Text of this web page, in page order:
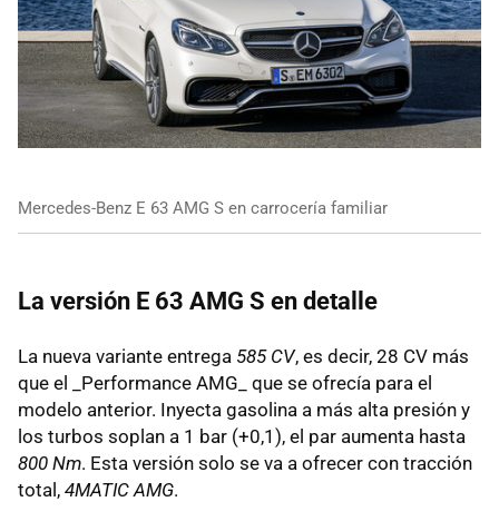
Mercedes-Benz E 63 AMG S en carrocería familiar
La versión E 63 AMG S en detalle
La nueva variante entrega 585 CV, es decir, 28 CV más
que el _Performance AMG_ que se ofrecía para el
modelo anterior. Inyecta gasolina a más alta presión y
los turbos soplan a 1 bar (+0,1), el par aumenta hasta
800 Nm. Esta versión solo se va a ofrecer con tracción
total, 4MATIC AMG.